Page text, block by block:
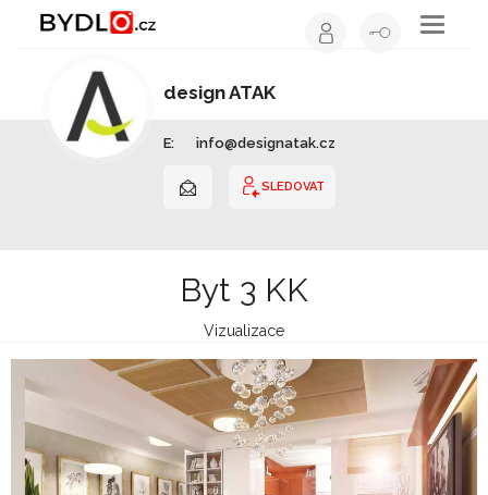
Toggle
design ATAK
E: info@designatak.cz
SLEDOVAT
Byt 3 KK
Vizualizace